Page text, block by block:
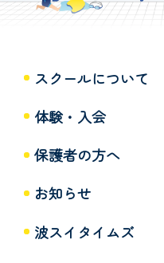
スクールについて
体験・入会
保護者の方へ
お知らせ
波スイタイムズ